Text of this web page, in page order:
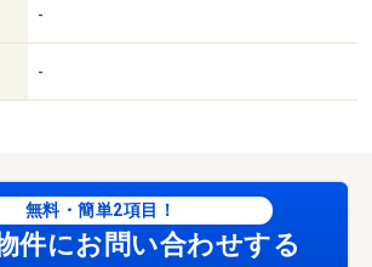
-
-
無料・簡単2項目！
件にお問い合わせする